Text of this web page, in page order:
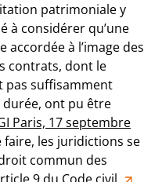
patrimoniale y
à considérer qu’une
à l’image des
contrats, dont le
pas suffisamment
ont pu être
Paris, 17 septembre
faire, les juridictions se
commun des